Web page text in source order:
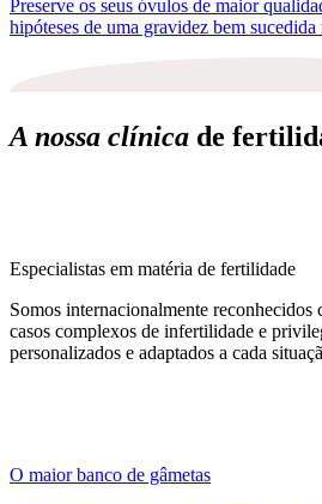
Preserve os seus óvulos de maior
hipóteses de uma gravidez bem sucedida
A nossa clínica de
Especialistas em matéria de fertilidade
Somos internacionalmente reconhecidos
casos complexos de infertilidade e
personalizados e adaptados a cada
O maior banco de gâmetas